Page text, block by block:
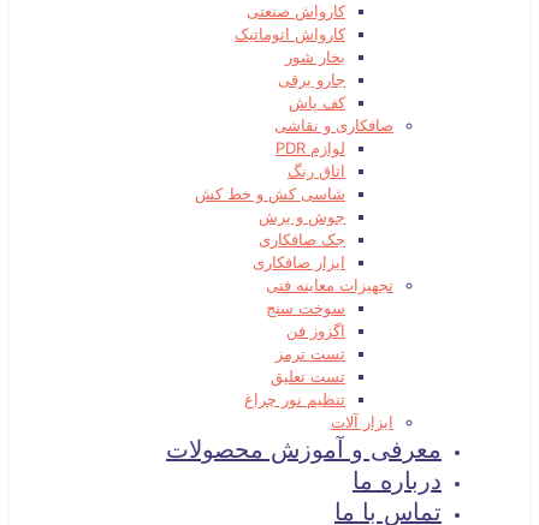
کارواش صنعتی
کارواش اتوماتیک
بخار شور
جارو برقی
کف پاش
صافکاری و نقاشی
لوازم PDR
اتاق رنگ
شاسی کش و خط کش
جوش و برش
جک صافکاری
ابزار صافکاری
تجهیزات معاینه فنی
سوخت سنج
اگزوز فن
تست ترمز
تست تعلیق
تنظیم نور چراغ
ابزار آلات
معرفی و آموزش محصولات
درباره ما
تماس با ما